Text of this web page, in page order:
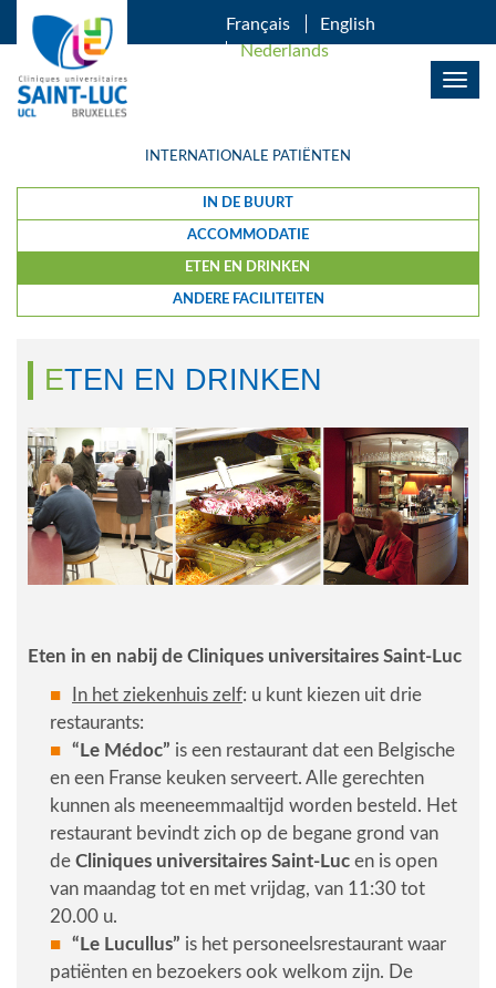
Français
English
Nederlands
INTERNATIONALE PATIËNTEN
IN DE BUURT
ACCOMMODATIE
ETEN EN DRINKEN
ANDERE FACILITEITEN
ETEN EN DRINKEN
Eten in en nabij de Cliniques universitaires Saint-Luc
In het ziekenhuis zelf: u kunt kiezen uit drie
restaurants:
“Le Médoc” is een restaurant dat een Belgische
en een Franse keuken serveert. Alle gerechten
kunnen als meeneemmaaltijd worden besteld. Het
restaurant bevindt zich op de begane grond van
de Cliniques universitaires Saint-Luc en is open
van maandag tot en met vrijdag, van 11:30 tot
20.00 u.
“Le Lucullus” is het personeelsrestaurant waar
patiënten en bezoekers ook welkom zijn. De